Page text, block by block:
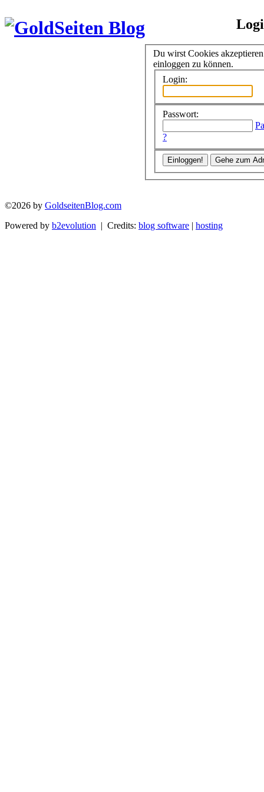
Du wirst Cookies
einloggen zu können.
Login:
Passwort:
?
©2026 by GoldseitenBlog.com
Powered by b2evolution | Credits: blog software | hosting